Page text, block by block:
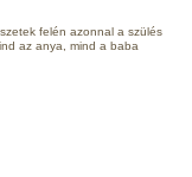
felén azonnal a szülés
az anya, mind a baba